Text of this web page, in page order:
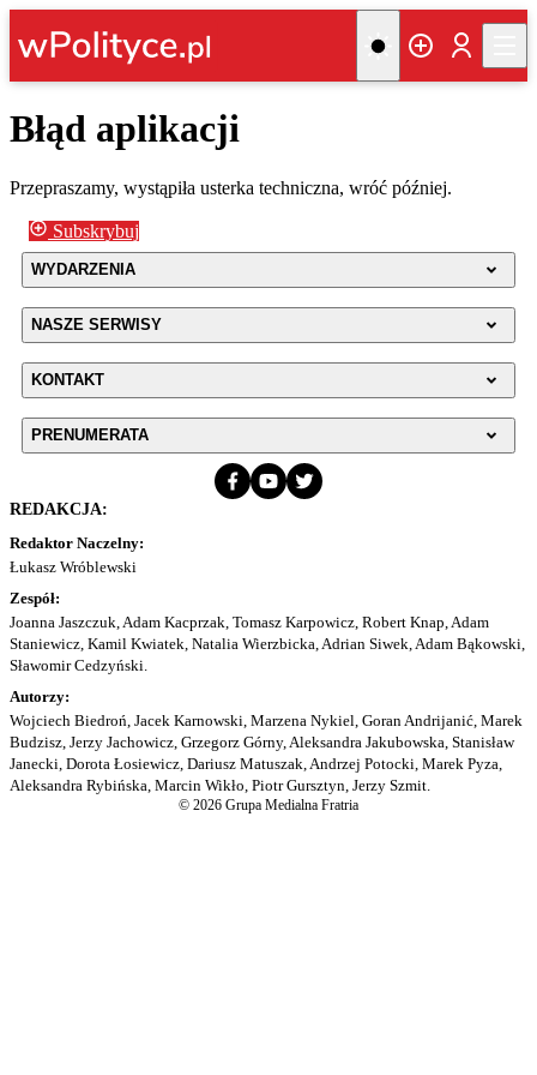
Błąd aplikacji
Przepraszamy, wystąpiła usterka techniczna, wróć później.
Subskrybuj
WYDARZENIA
NASZE SERWISY
KONTAKT
PRENUMERATA
REDAKCJA:
Redaktor Naczelny:
Łukasz Wróblewski
Zespół:
Joanna Jaszczuk, Adam Kacprzak, Tomasz Karpowicz, Robert Knap, Adam
Staniewicz, Kamil Kwiatek, Natalia Wierzbicka, Adrian Siwek, Adam Bąkowski,
Sławomir Cedzyński.
Autorzy:
Wojciech Biedroń, Jacek Karnowski, Marzena Nykiel, Goran Andrijanić, Marek
Budzisz, Jerzy Jachowicz, Grzegorz Górny, Aleksandra Jakubowska, Stanisław
Janecki, Dorota Łosiewicz, Dariusz Matuszak, Andrzej Potocki, Marek Pyza,
Aleksandra Rybińska, Marcin Wikło, Piotr Gursztyn, Jerzy Szmit.
© 2026 Grupa Medialna Fratria